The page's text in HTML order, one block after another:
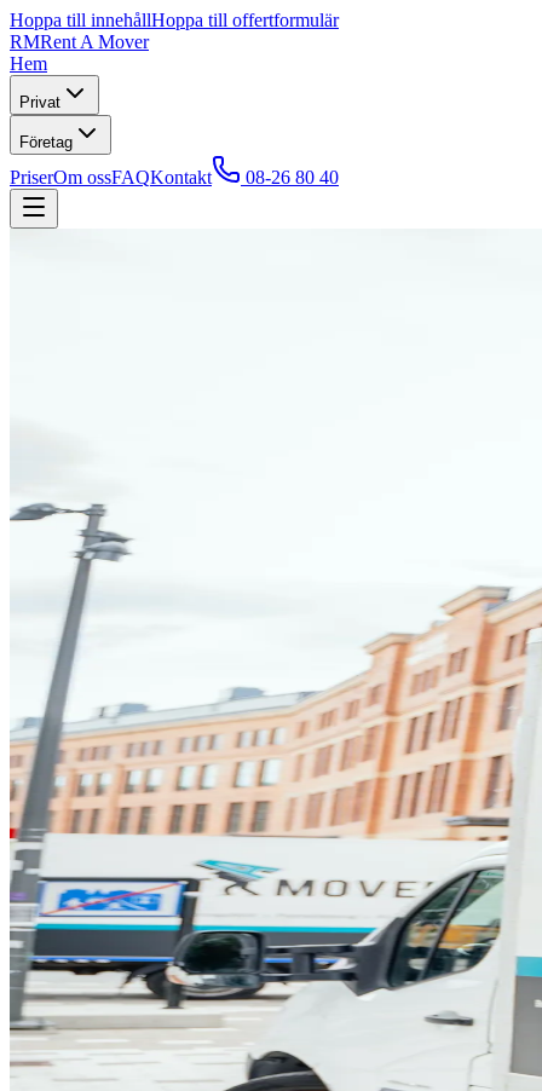
Hoppa till innehållHoppa till offertformulär
RMRent A Mover
Hem
Privat
Företag
PriserOm ossFAQKontakt 08-26 80 40